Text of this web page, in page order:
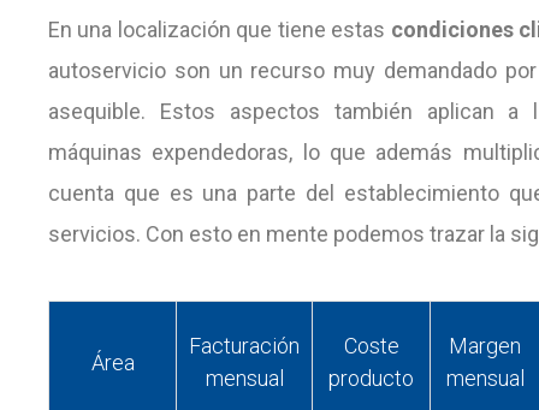
En una localización que tiene estas condiciones
autoservicio son un recurso muy demandado
asequible. Estos aspectos también aplican a
máquinas expendedoras, lo que además
cuenta que es una parte del establecimiento
servicios. Con esto en mente podemos trazar la
Área
Facturación
mensual
Coste
producto
Margen
mensual